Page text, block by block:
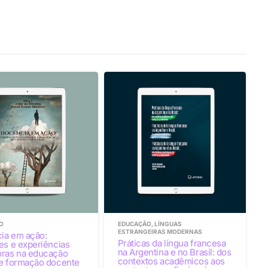
em ação:
e experiências
na educação
formação docente
EDUCAÇÃO, LÍNGUAS
ESTRANGEIRAS MODERNAS
Práticas da língua francesa
na Argentina e no Brasil: dos
contextos acadêmicos aos